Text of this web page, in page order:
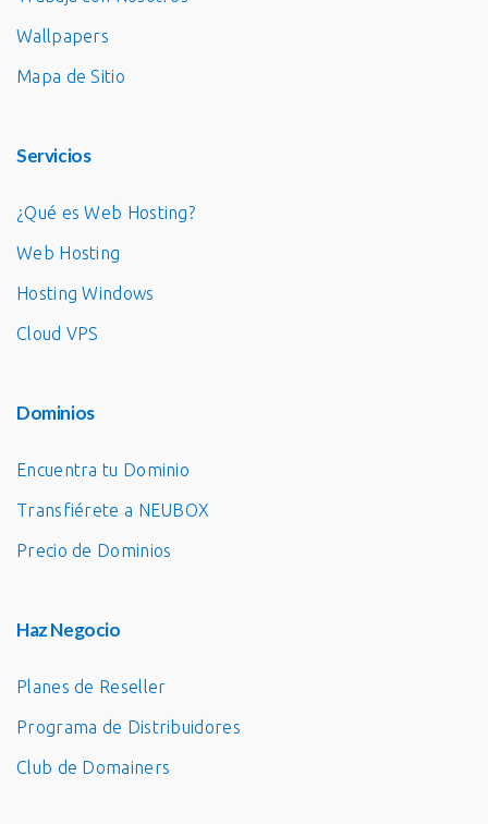
Wallpapers
Mapa de Sitio
Servicios
¿Qué es Web Hosting?
Web Hosting
Hosting Windows
Cloud VPS
Dominios
Encuentra tu Dominio
Transfiérete a NEUBOX
Precio de Dominios
Haz Negocio
Planes de Reseller
Programa de Distribuidores
Club de Domainers